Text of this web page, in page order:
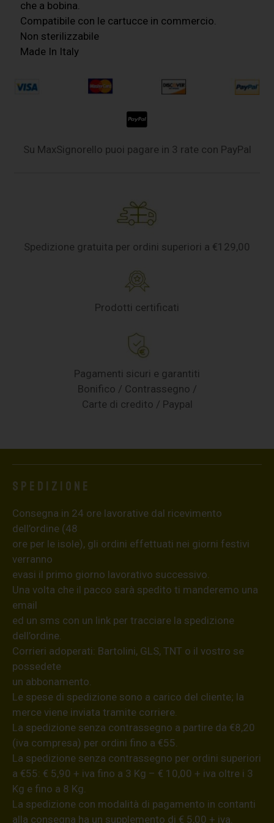
che a bobina.
Compatibile con le cartucce in commercio.
Non sterilizzabile
Made In Italy
Su MaxSignorello puoi pagare in 3 rate con PayPal
Spedizione gratuita per ordini superiori a €129,00
Prodotti certificati
Pagamenti sicuri e garantiti
Bonifico / Contrassegno /
Carte di credito / Paypal
Spedizione
Consegna in 24 ore lavorative dal ricevimento
dell’ordine (48
ore per le isole), gli ordini effettuati nei giorni festivi
verranno
evasi il primo giorno lavorativo successivo.
Una volta che il pacco sarà spedito ti manderemo una
email
ed un sms con un link per tracciare la spedizione
dell’ordine.
Corrieri adoperati: Bartolini, GLS, TNT o il vostro se
possedete
un abbonamento.
Le spese di spedizione sono a carico del cliente; la
merce viene inviata tramite corriere.
La spedizione senza contrassegno a partire da €8,20
(iva compresa) per ordini fino a €55.
La spedizione senza contrassegno per ordini superiori
a €55: € 5,90 + iva fino a 3 Kg – € 10,00 + iva oltre i 3
Kg e fino a 8 Kg.
La spedizione con modalità di pagamento in contanti
alla consegna ha un supplemento di € 5,00 + iva.